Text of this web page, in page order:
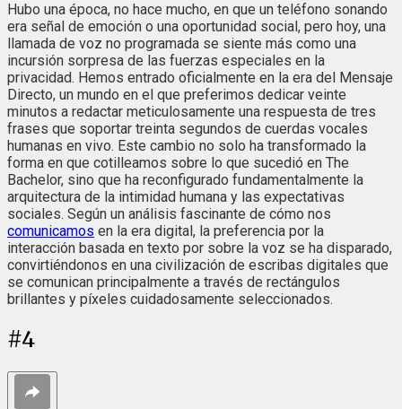
Hubo una época, no hace mucho, en que un teléfono sonando
era señal de emoción o una oportunidad social, pero hoy, una
llamada de voz no programada se siente más como una
incursión sorpresa de las fuerzas especiales en la
privacidad. Hemos entrado oficialmente en la era del Mensaje
Directo, un mundo en el que preferimos dedicar veinte
minutos a redactar meticulosamente una respuesta de tres
frases que soportar treinta segundos de cuerdas vocales
humanas en vivo. Este cambio no solo ha transformado la
forma en que cotilleamos sobre lo que sucedió en The
Bachelor, sino que ha reconfigurado fundamentalmente la
arquitectura de la intimidad humana y las expectativas
sociales. Según un análisis fascinante de cómo nos
comunicamos en la era digital, la preferencia por la
interacción basada en texto por sobre la voz se ha disparado,
convirtiéndonos en una civilización de escribas digitales que
se comunican principalmente a través de rectángulos
brillantes y píxeles cuidadosamente seleccionados.
#4